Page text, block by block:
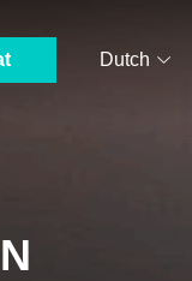
Dutch